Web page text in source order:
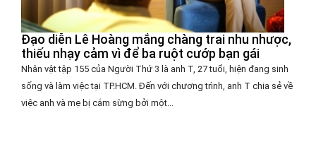
Đạo diễn Lê Hoàng mắng chàng trai nhu nhược,
thiếu nhạy cảm vì để ba ruột cướp bạn gái
Nhân vật tập 155 của Người Thứ 3 là anh T, 27 tuổi, hiện đang sinh
sống và làm việc tại TP.HCM. Đến với chương trình, anh T chia sẻ về
việc anh và mẹ bị cắm sừng bởi một...